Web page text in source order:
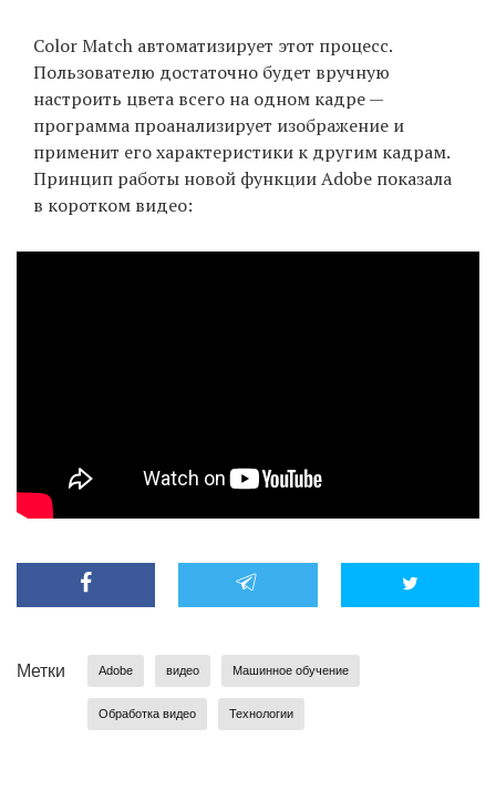
EN
UAColor Match автоматизирует этот процесс.
Пользователю достаточно будет вручную
настроить цвета всего на одном кадре —
программа проанализирует изображение и
применит его характеристики к другим кадрам.
Принцип работы новой функции Adobe показала
в коротком видео:
Метки Adobe видео Машинное обучение
Обработка видео Технологии